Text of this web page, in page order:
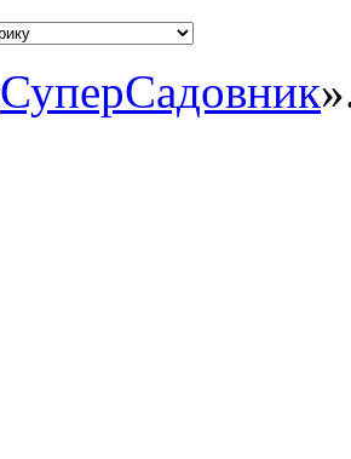
СуперСадовник